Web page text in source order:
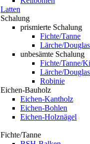
Latten
Schalung
prismierte Schalung
Fichte/Tanne
Lärche/
unbesämte Schalung
Fichte/Tanne/
Lärche/
Robinie
Eichen-Bauholz
Eichen-Kantholz
Eichen-Bohlen
Eichen-Holznägel
Fichte/Tanne